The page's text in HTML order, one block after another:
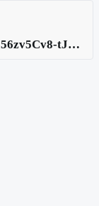
tJB-